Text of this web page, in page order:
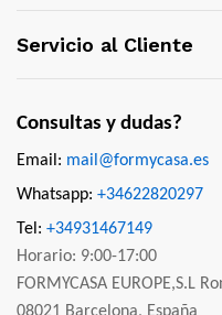
Servicio al Cliente
Consultas y dudas?
Email: mail@formycasa.es
Whatsapp: +34622820297
Tel: +34931467149
Horario: 9:00-17:00
FORMYCASA EUROPE,S.L